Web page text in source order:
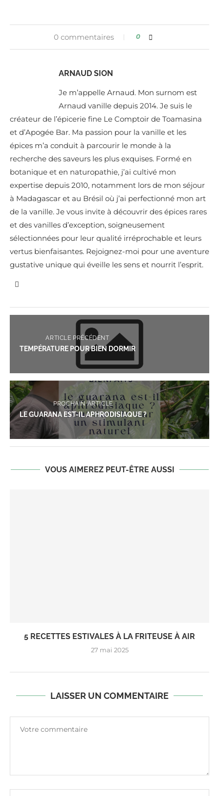
0 commentaires 0
ARNAUD SION
Je m’appelle Arnaud. Mon surnom est
Arnaud vanille depuis 2014. Je suis le
créateur de l’épicerie fine Le Comptoir de Toamasina
et d’Apogée Bar. Ma passion pour la vanille et les
épices m’a conduit à parcourir le monde à la
recherche des saveurs les plus exquises. Formé en
botanique et en naturopathie, j’ai cultivé mon
expertise depuis 2010, notamment lors de mon séjour
à Madagascar et au Brésil où j’ai perfectionné mon art
de la vanille. Je vous invite à découvrir des épices rares
et des vanilles d’exception, soigneusement
sélectionnées pour leur qualité irréprochable et leurs
vertus bienfaisantes. Rejoignez-moi pour une aventure
gustative unique qui éveille les sens et nourrit l’esprit.
ARTICLE PRÉCÉDENT
TEMPÉRATURE POUR BIEN DORMIR
PROCHAIN ARTICLE
LE GUARANA EST-IL APHRODISIAQUE ?
VOUS AIMEREZ PEUT-ÊTRE AUSSI
5 RECETTES ESTIVALES À LA FRITEUSE À AIR
27 mai 2025
LAISSER UN COMMENTAIRE